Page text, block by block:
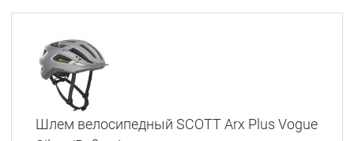
Шлем велосипедный SCOTT Arx Plus Vogue